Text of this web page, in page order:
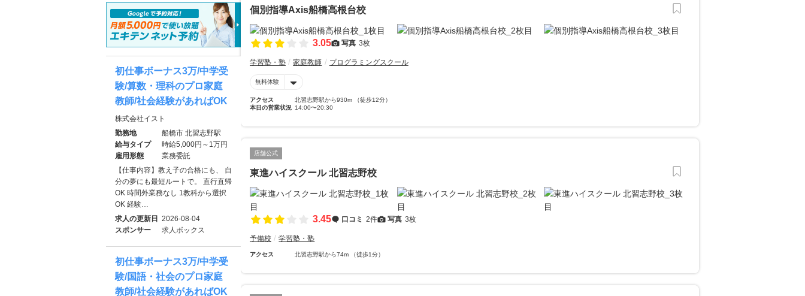
個別指導Axis船橋高根台校
3.05 写真 3枚
学習塾・塾 家庭教師 プログラミングスクール
無料体験
アクセス
北習志野駅から930m （徒歩12分）
本日の営業状況 14:00〜20:30
店舗公式
東進ハイスクール 北習志野校
3.45 口コミ 2件 写真 3枚
予備校 学習塾・塾
アクセス 北習志野駅から74m （徒歩1分）
初仕事ボーナス3万/中学受
験/算数・理科のプロ家庭
教師/社会経験があればOK
株式会社イスト
勤務地
船橋市 北習志野駅
給与タイプ
時給5,000円～1万円
雇用形態
業務委託
【仕事内容】教え子の合格にも、 自
分の夢にも最短ルートで。 直行直帰
OK 時間外業務なし 1教科から選択
OK 経験…
求人の更新日 2026-08-04
スポンサー
求人ボックス
初仕事ボーナス3万/中学受
験/国語・社会のプロ家庭
教師/社会経験があればOK